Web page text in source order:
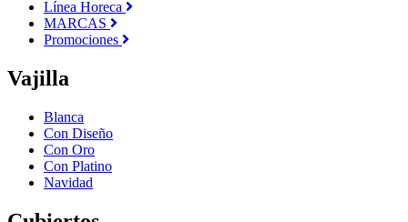
Línea Horeca
MARCAS
Promociones
Vajilla
Blanca
Con Diseño
Con Oro
Con Platino
Navidad